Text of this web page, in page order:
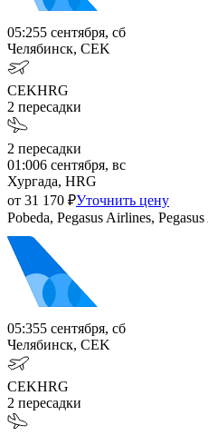
05:255 сентября, сб
Челябинск, CEK
CEKHRG
2 пересадки
2 пересадки
01:006 сентября, вс
Хургада, HRG
от 31 170 ₽Уточнить цену
Pobeda, Pegasus Airlines,
05:355 сентября, сб
Челябинск, CEK
CEKHRG
2 пересадки